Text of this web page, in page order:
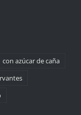
con azúcar de caña